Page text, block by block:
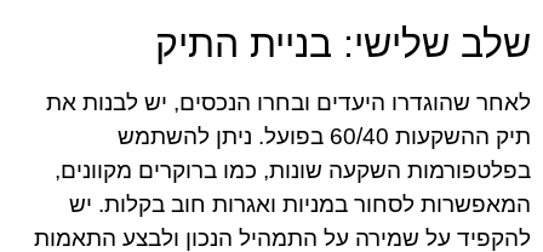
שלב שלישי: בניית התיק
לאחר שהוגדרו היעדים ובחרו הנכסים, יש לבנות את
תיק ההשקעות 60/40 בפועל. ניתן להשתמש
בפלטפורמות השקעה שונות, כמו ברוקרים מקוונים,
המאפשרות לסחור במניות ואגרות חוב בקלות. יש
להקפיד על שמירה על התמהיל הנכון ולבצע התאמות